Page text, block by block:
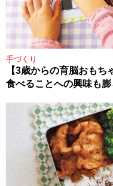
手づくり
【3歳からの育脳おもち
食べることへの興味も